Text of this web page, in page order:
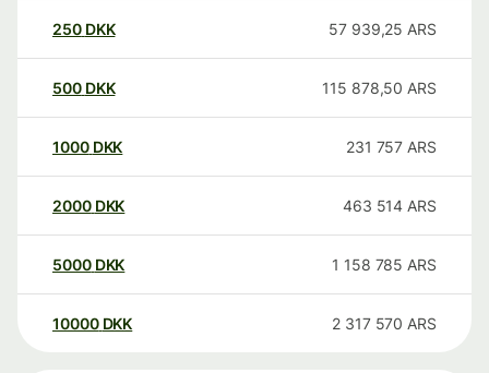
250 DKK 57 939,25 ARS
500 DKK 115 878,50 ARS
1000 DKK 231 757 ARS
2000 DKK 463 514 ARS
5000 DKK 1 158 785 ARS
10000 DKK 2 317 570 ARS